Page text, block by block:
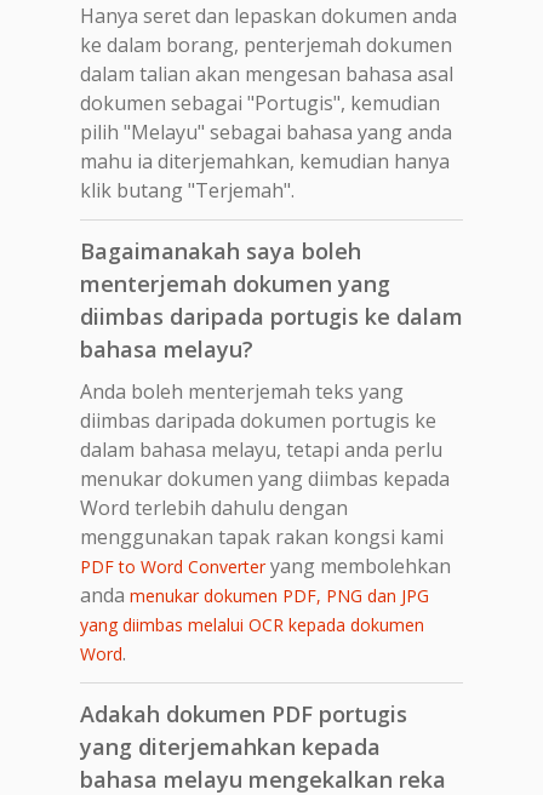
Hanya seret dan lepaskan dokumen anda
ke dalam borang, penterjemah dokumen
dalam talian akan mengesan bahasa asal
dokumen sebagai "Portugis", kemudian
pilih "Melayu" sebagai bahasa yang anda
mahu ia diterjemahkan, kemudian hanya
klik butang "Terjemah".
Bagaimanakah saya boleh
menterjemah dokumen yang
diimbas daripada portugis ke dalam
bahasa melayu?
Anda boleh menterjemah teks yang
diimbas daripada dokumen portugis ke
dalam bahasa melayu, tetapi anda perlu
menukar dokumen yang diimbas kepada
Word terlebih dahulu dengan
menggunakan tapak rakan kongsi kami
PDF to Word Converteryang membolehkan
anda menukar dokumen PDF, PNG dan JPG
yang diimbas melalui OCR kepada dokumen
Word.
Adakah dokumen PDF portugis
yang diterjemahkan kepada
bahasa melayu mengekalkan reka